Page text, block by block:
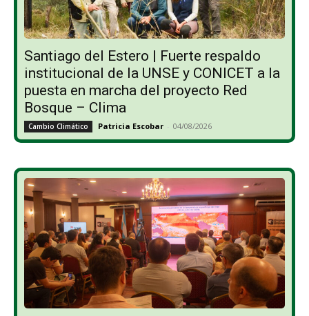
Santiago del Estero | Fuerte respaldo
institucional de la UNSE y CONICET a la
puesta en marcha del proyecto Red
Bosque – Clima
Cambio Climático Patricia Escobar - 04/08/2026